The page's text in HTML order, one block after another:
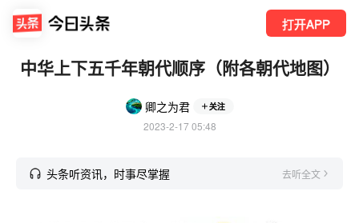
打开APP
中华上下五千年朝代顺序（附各朝代地图）
卿之为君 关注
2023-2-17 05:48
头条听资讯，时事尽掌握 去听全文